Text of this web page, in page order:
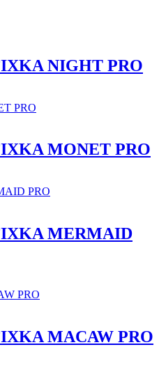
NIGHT PRO
MONET PRO
MERMAID
MACAW PRO